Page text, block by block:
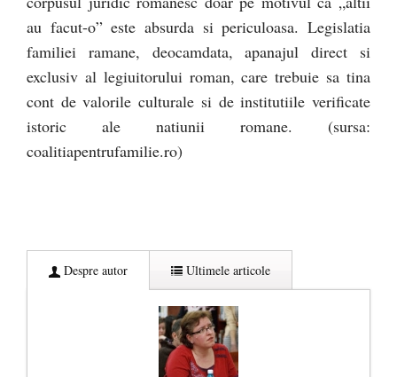
au facut-o” este absurda si periculoasa. Legislatia
familiei ramane, deocamdata, apanajul direct si
exclusiv al legiuitorului roman, care trebuie sa tina
cont de valorile culturale si de institutiile verificate
istoric ale natiunii romane. (sursa:
coalitiapentrufamilie.ro)
Despre autor Ultimele articole